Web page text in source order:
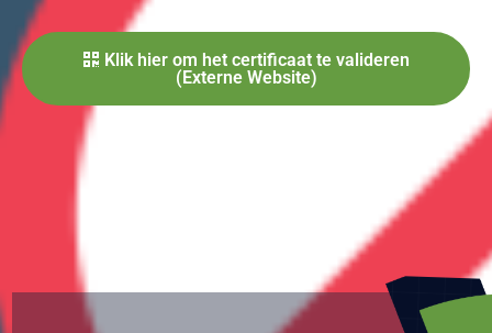
Klik hier om het certificaat te valideren
(Externe Website)